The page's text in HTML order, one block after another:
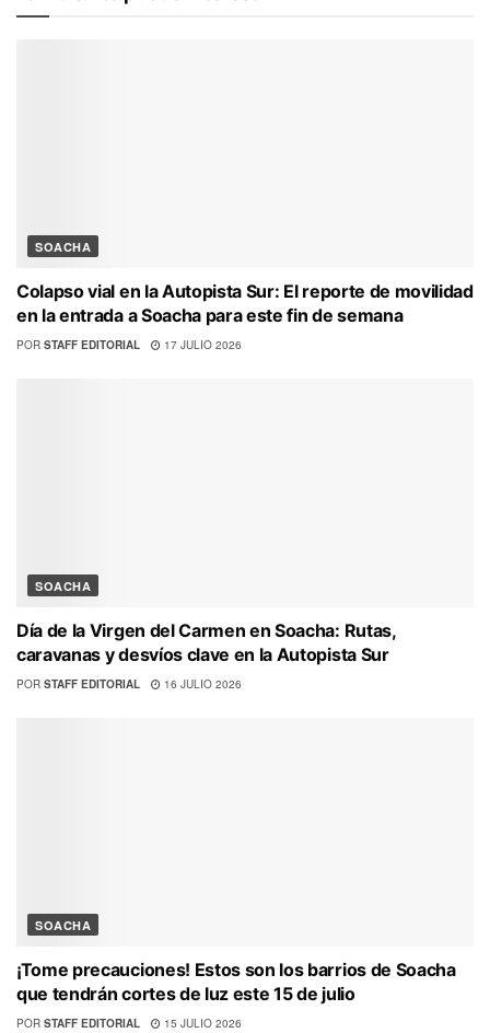
SOACHA
Colapso vial en la Autopista Sur: El reporte de movilidad
en la entrada a Soacha para este fin de semana
POR STAFF EDITORIAL 17 JULIO 2026
SOACHA
Día de la Virgen del Carmen en Soacha: Rutas,
caravanas y desvíos clave en la Autopista Sur
POR STAFF EDITORIAL 16 JULIO 2026
SOACHA
¡Tome precauciones! Estos son los barrios de Soacha
que tendrán cortes de luz este 15 de julio
POR STAFF EDITORIAL 15 JULIO 2026